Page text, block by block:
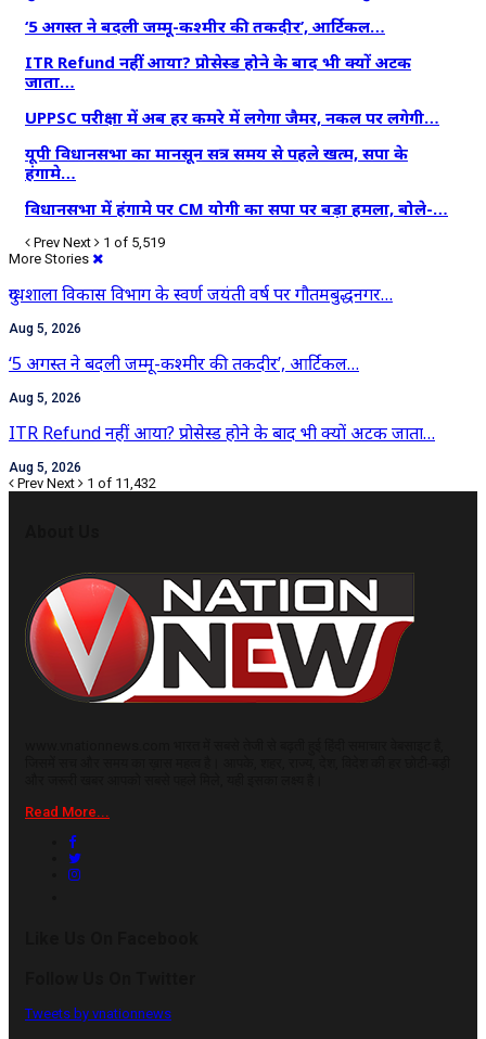
‘5 अगस्त ने बदली जम्मू-कश्मीर की तकदीर’, आर्टिकल…
ITR Refund नहीं आया? प्रोसेस्ड होने के बाद भी क्यों अटक
जाता…
UPPSC परीक्षा में अब हर कमरे में लगेगा जैमर, नकल पर लगेगी…
यूपी विधानसभा का मानसून सत्र समय से पहले खत्म, सपा के
हंगामे…
विधानसभा में हंगामे पर CM योगी का सपा पर बड़ा हमला, बोले-…
Prev Next
1 of 5,519
More Stories
दुग्धशाला विकास विभाग के स्वर्ण जयंती वर्ष पर गौतमबुद्धनगर…
Aug 5, 2026
‘5 अगस्त ने बदली जम्मू-कश्मीर की तकदीर’, आर्टिकल…
Aug 5, 2026
ITR Refund नहीं आया? प्रोसेस्ड होने के बाद भी क्यों अटक जाता…
Aug 5, 2026
Prev Next 1 of 11,432
Read More...
Tweets by vnationnews